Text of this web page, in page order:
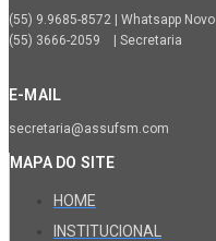
(55) 9.9685-8572 | Whatsapp Novo
(55) 3666-2059 | Secretaria
E-MAIL
secretaria@assufsm.com
MAPA DO SITE
HOME
INSTITUCIONAL